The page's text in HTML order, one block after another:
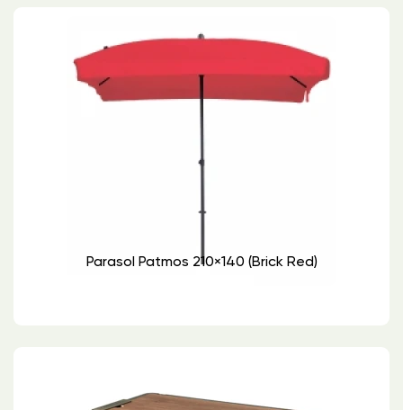
Parasol Patmos 210×140 (brick Red)